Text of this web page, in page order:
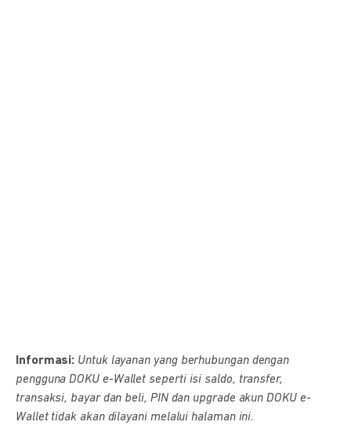
Informasi: Untuk layanan yang berhubungan dengan
pengguna DOKU e-Wallet seperti isi saldo, transfer,
transaksi, bayar dan beli, PIN dan upgrade akun DOKU e-
Wallet tidak akan dilayani melalui halaman ini.